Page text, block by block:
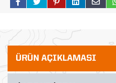
ÜRÜN AÇIKLAMASI